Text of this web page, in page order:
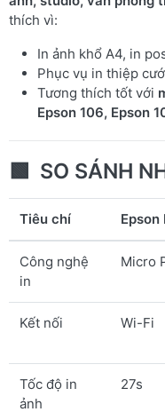
thích vì:
In ảnh khổ A4, in
Phục vụ in thiệp
Tương thích tốt với
Epson 106, Epson
🟩 SO SÁNH
Tiêu chí Epson
Công nghệ
in
Micro
Kết nối Wi-Fi
Tốc độ in
ảnh
27s